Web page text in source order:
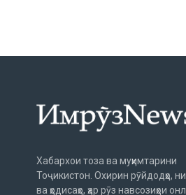
Хабархои тоза ва муҳимтарини
Тоҷикистон. Охирин рӯйдодҳо,
ва ҳодисаҳо, ҳар рӯз навсозиҳои